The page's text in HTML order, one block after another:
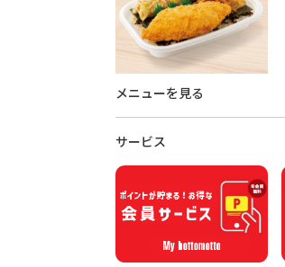
メニューを見る
サービス